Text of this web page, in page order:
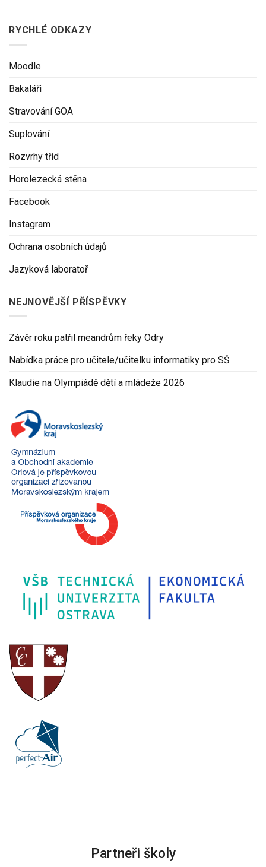
RYCHLÉ ODKAZY
Moodle
Bakaláři
Stravování GOA
Suplování
Rozvrhy tříd
Horolezecká stěna
Facebook
Instagram
Ochrana osobních údajů
Jazyková laboratoř
NEJNOVĚJŠÍ PŘÍSPĚVKY
Závěr roku patřil meandrům řeky Odry
Nabídka práce pro učitele/učitelku informatiky pro SŠ
Klaudie na Olympiádě dětí a mládeže 2026
Partneři školy